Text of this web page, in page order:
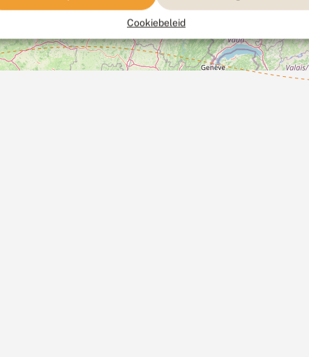
Cookiebeleid